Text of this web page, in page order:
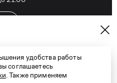
удобства работы
соглашаетесь
. Также применяем